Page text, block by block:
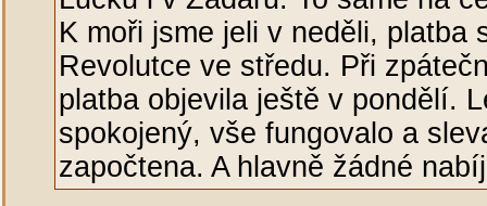
K moři jsme jeli v neděli, platba
Revolutce ve středu. Při
platba objevila ještě v pondělí.
spokojený, vše fungovalo a
započtena. A hlavně žádné